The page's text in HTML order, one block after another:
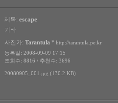
제목: escape
기타
사진가: Tarantula * http://tarantula.pe.kr
등록일: 2008-09-09 17:15
조회수: 8816 / 추천수: 3696
20080905_001.jpg (130.2 KB)